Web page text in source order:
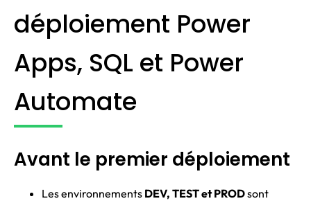
déploiement Power
Apps, SQL et Power
Automate
Avant le premier déploiement
Les environnements DEV, TEST et PRODsont